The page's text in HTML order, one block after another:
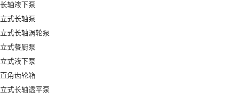
长轴液下泵
立式长轴泵
立式长轴涡轮泵
立式餐厨泵
立式液下泵
直角齿轮箱
立式长轴透平泵